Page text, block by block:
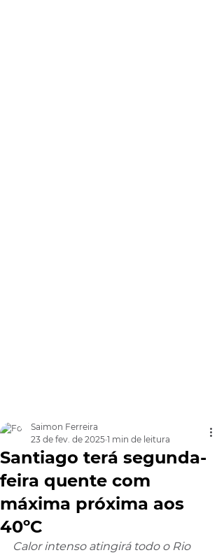
Santiago terá segunda-
feira quente com
máxima próxima aos
40ºC
Saimon Ferreira
23 de fev. de 2025 1 min de leitura
Calor intenso atingirá todo o Rio